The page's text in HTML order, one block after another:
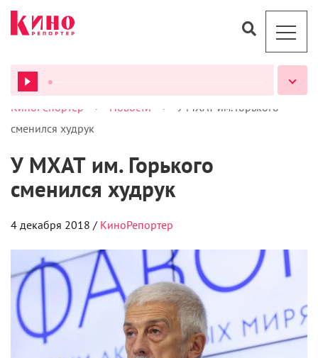
ВСЕ ПОДКАСТЫ
КиноРепортер > Новости >
У МХАТ им. Горького
сменился худрук
У МХАТ им. Горького
сменился худрук
4 декабря 2018 / КиноРепортер